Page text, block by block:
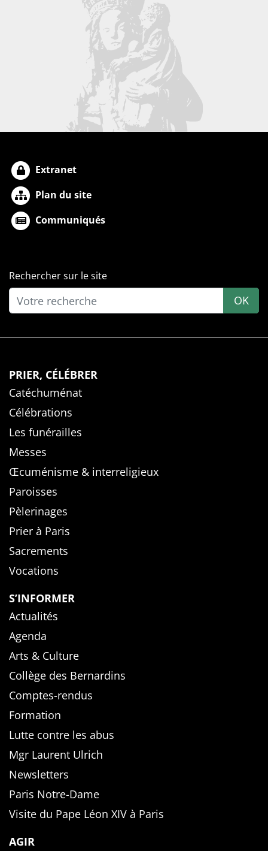
Extranet
Plan du site
Communiqués
Rechercher sur le site
OK
PRIER, CÉLÉBRER
Catéchuménat
Célébrations
Les funérailles
Messes
Œcuménisme & interreligieux
Paroisses
Pèlerinages
Prier à Paris
Sacrements
Vocations
S’INFORMER
Actualités
Agenda
Arts & Culture
Collège des Bernardins
Comptes-rendus
Formation
Lutte contre les abus
Mgr Laurent Ulrich
Newsletters
Paris Notre-Dame
Visite du Pape Léon XIV à Paris
AGIR